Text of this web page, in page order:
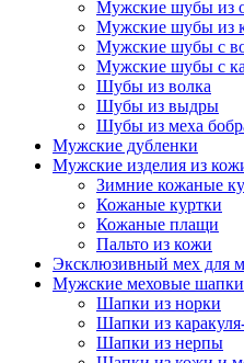
Мужские шубы из
Мужские шубы из
Мужские шубы с
Мужские шубы с
Шубы из волка
Шубы из выдры
Шубы из меха
Мужские дубленки
Мужские изделия из
Зимние кожаные
Кожаные куртки
Кожаные плащи
Пальто из кожи
Эксклюзивный мех для
Мужские меховые шапки
Шапки из норки
Шапки из
Шапки из нерпы